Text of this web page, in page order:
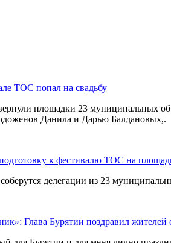
ТОС попал на свадьбу
площадки 23 муниципальных
Данила и Дарью Балдановых,.
к фестивалю ТОС на
соберутся делегации из 23
Глава Бурятии поздравил